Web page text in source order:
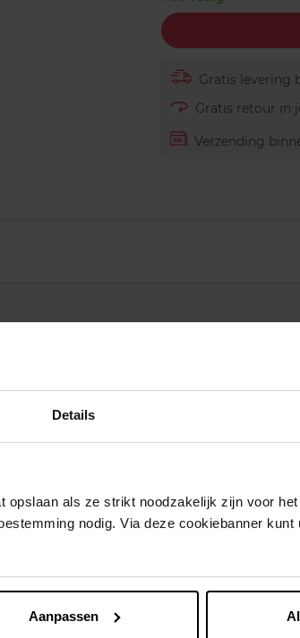
Details
opslaan als ze strikt noodzakelijk zijn voor
nodig. Via deze cookiebanner
Aanpassen
Gratis levering
Gratis retour in
Verzending
vergeten ?